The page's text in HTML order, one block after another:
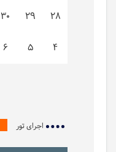
28
29
30
4
5
6
اجرای تور